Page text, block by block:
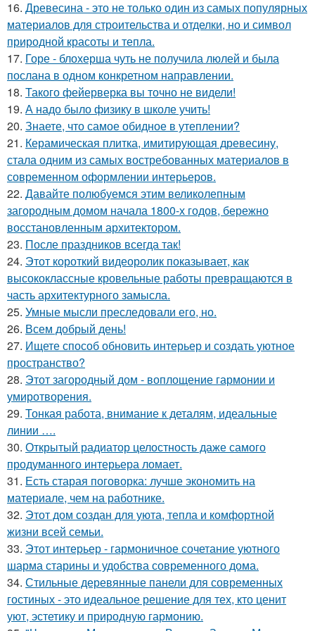
16. Древесина - это не только один из самых популярных
материалов для строительства и отделки, но и символ
природной красоты и тепла.
17. Горе - блохерша чуть не получила люлей и была
послана в одном конкретном направлении.
18. Такого фейерверка вы точно не видели!
19. А надо было физику в школе учить!
20. Знаете, что самое обидное в утеплении?
21. Керамическая плитка, имитирующая древесину,
стала одним из самых востребованных материалов в
современном оформлении интерьеров.
22. Давайте полюбуемся этим великолепным
загородным домом начала 1800-х годов, бережно
восстановленным архитектором.
23. После праздников всегда так!
24. Этот короткий видеоролик показывает, как
высококлассные кровельные работы превращаются в
часть архитектурного замысла.
25. Умные мысли преследовали его, но.
26. Всем добрый день!
27. Ищете способ обновить интерьер и создать уютное
пространство?
28. Этот загородный дом - воплощение гармонии и
умиротворения.
29. Тонкая работа, внимание к деталям, идеальные
линии ….
30. Открытый радиатор целостность даже самого
продуманного интерьера ломает.
31. Есть старая поговорка: лучше экономить на
материале, чем на работнике.
32. Этот дом создан для уюта, тепла и комфортной
жизни всей семьи.
33. Этот интерьер - гармоничное сочетание уютного
шарма старины и удобства современного дома.
34. Стильные деревянные панели для современных
гостиных - это идеальное решение для тех, кто ценит
уют, эстетику и природную гармонию.